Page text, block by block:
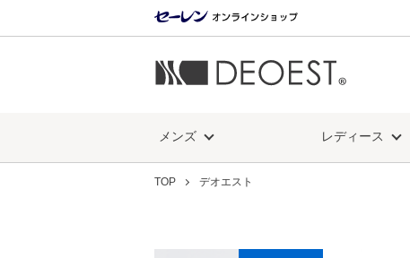
メンズ レディース
TOP デオエスト